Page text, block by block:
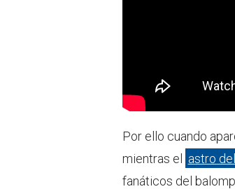
Por ello cuando
mientras el astro
fanáticos del